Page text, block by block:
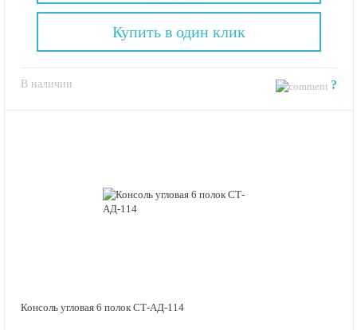
В наличии ?
Купить в один клик
Консоль угловая 6 полок СТ-АД-114